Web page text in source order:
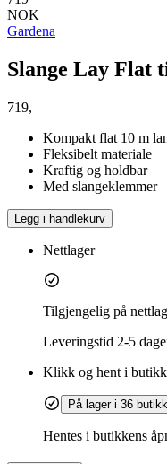
NOK
Gardena
Slange Lay Flat
719,–
Kompakt flat 10 m
Fleksibelt materiale
Kraftig og holdbar
Med slangeklemmer
Legg i handlekurv
Nettlager
Tilgjengelig på
Leveringstid 2-5
Klikk og hent i butikk
På lager i 36
Hentes i butikkens